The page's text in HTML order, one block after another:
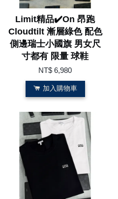
Limit精品✔️On 昂跑
Cloudtilt 漸層綠色 配色
側邊瑞士小國旗 男女尺
寸都有 限量 球鞋
NT$ 6,980
加入購物車